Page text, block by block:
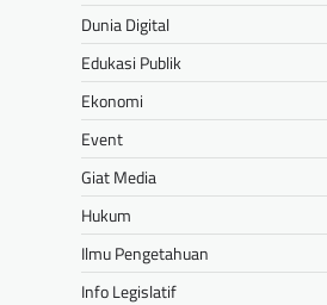
Dunia Digital
Edukasi Publik
Ekonomi
Event
Giat Media
Hukum
Ilmu Pengetahuan
Info Legislatif